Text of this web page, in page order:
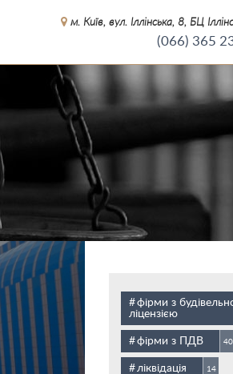
м. Київ, вул. Іллінська, 8, БЦ
(066) 365
фірми з
ліцензією
фірми з ПДВ 40
ліквідація 14